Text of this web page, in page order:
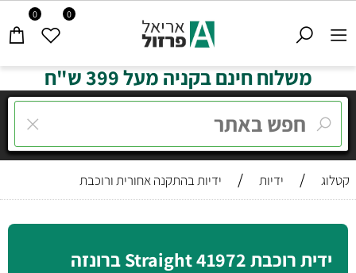
0 0
משלוח חינם בקניה מעל 399 ש"ח
קטלוג / ידיות / ידיות בהתקנה אחורית ורוכבת
ידית רוכבת 41972 Straight ברונזה